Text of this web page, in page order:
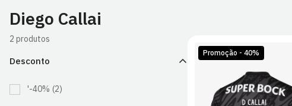
Diego Callai
2 produtos
Desconto
'-40% (2)
Promoção - 40%